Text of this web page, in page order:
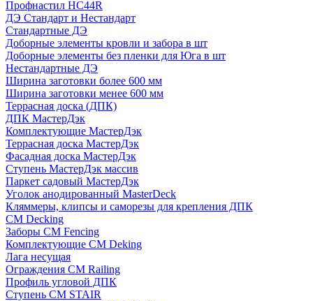
Профнастил НС44R
ДЭ Стандарт и Нестандарт
Стандартные ДЭ
Доборные элементы кровли и забора в шт
Доборные элементы без пленки для Юга в шт
Нестандартные ДЭ
Ширина заготовки более 600 мм
Ширина заготовки менее 600 мм
Террасная доска (ДПК)
ДПК МастерДэк
Комплектующие МастерДэк
Террасная доска МастерДэк
Фасадная доска МастерДэк
Ступень МастерДэк массив
Паркет садовый МастерДэк
Уголок анодированный MasterDeck
Кляммеры, клипсы и саморезы для крепления ДПК
CM Decking
Заборы CM Fencing
Комплектующие CM Deking
Лага несущая
Ограждения CM Railing
Профиль угловой ДПК
Ступень CM STAIR